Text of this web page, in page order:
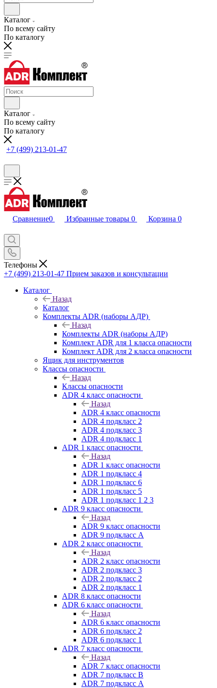
Каталог
По всему сайту
По каталогу
Каталог
По всему сайту
По каталогу
+7 (499) 213-01-47
Сравнение0 Избранные товары 0 Корзина 0
Телефоны
+7 (499) 213-01-47 Прием заказов и консультации
Каталог
Назад
Каталог
Комплекты ADR (наборы АДР)
Назад
Комплекты ADR (наборы АДР)
Комплект ADR для 1 класса опасности
Комплект ADR для 2 класса опасности
Ящик для инструментов
Классы опасности
Назад
Классы опасности
ADR 4 класс опасности
Назад
ADR 4 класс опасности
ADR 4 подкласс 2
ADR 4 подкласс 3
ADR 4 подкласс 1
ADR 1 класс опасности
Назад
ADR 1 класс опасности
ADR 1 подкласс 4
ADR 1 подкласс 6
ADR 1 подкласс 5
ADR 1 подкласс 1 2 3
ADR 9 класс опасности
Назад
ADR 9 класс опасности
ADR 9 подкласс A
ADR 2 класс опасности
Назад
ADR 2 класс опасности
ADR 2 подкласс 3
ADR 2 подкласс 2
ADR 2 подкласс 1
ADR 8 класс опасности
ADR 6 класс опасности
Назад
ADR 6 класс опасности
ADR 6 подкласс 2
ADR 6 подкласс 1
ADR 7 класс опасности
Назад
ADR 7 класс опасности
ADR 7 подкласс B
ADR 7 подкласс A